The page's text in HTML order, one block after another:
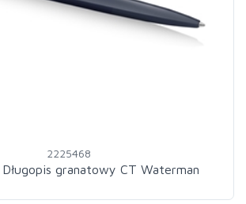
2225468
Długopis granatowy CT Waterman